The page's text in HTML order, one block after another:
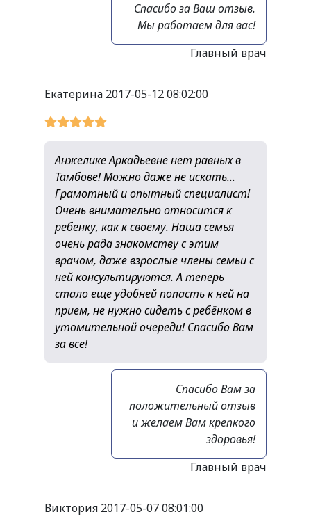
Спасибо за Ваш отзыв.
Мы работаем для вас!
Главный врач
Екатерина 2017-05-12 08:02:00
Анжелике Аркадьевне нет равных в
Тамбове! Можно даже не искать...
Грамотный и опытный специалист!
Очень внимательно относится к
ребенку, как к своему. Наша семья
очень рада знакомству с этим
врачом, даже взрослые члены семьи с
ней консультируются. А теперь
стало еще удобней попасть к ней на
прием, не нужно сидеть с ребёнком в
утомительной очереди! Спасибо Вам
за все!
Спасибо Вам за
положительный отзыв
и желаем Вам крепкого
здоровья!
Главный врач
Виктория 2017-05-07 08:01:00